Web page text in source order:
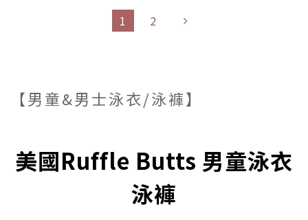
1 2
【男童&男士泳衣/泳褲】
美國Ruffle Butts 男童泳衣
泳褲